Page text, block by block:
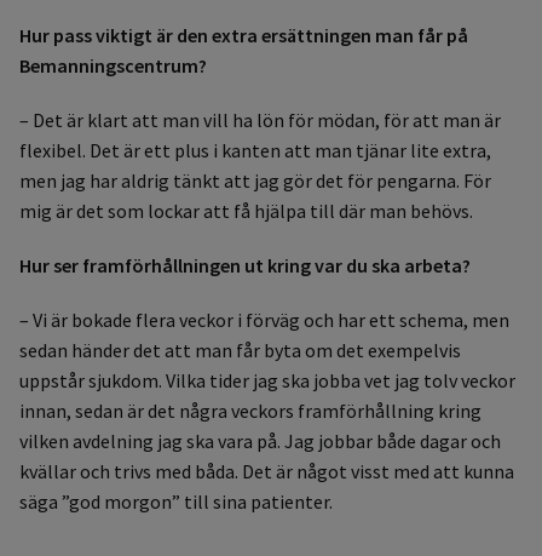
Hur pass viktigt är den extra ersättningen man får på
Bemanningscentrum?
– Det är klart att man vill ha lön för mödan, för att man är
flexibel. Det är ett plus i kanten att man tjänar lite extra,
men jag har aldrig tänkt att jag gör det för pengarna. För
mig är det som lockar att få hjälpa till där man behövs.
Hur ser framförhållningen ut kring var du ska arbeta?
– Vi är bokade flera veckor i förväg och har ett schema, men
sedan händer det att man får byta om det exempelvis
uppstår sjukdom. Vilka tider jag ska jobba vet jag tolv veckor
innan, sedan är det några veckors framförhållning kring
vilken avdelning jag ska vara på. Jag jobbar både dagar och
kvällar och trivs med båda. Det är något visst med att kunna
säga ”god morgon” till sina patienter.